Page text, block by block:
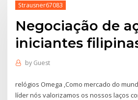
Strausner67083
Negociação de
iniciantes
by Guest
relógios Omega ,Como mercado do
líder nós valorizamos os nossos laços